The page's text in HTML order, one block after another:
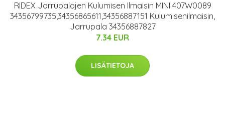
RIDEX Jarrupalojen Kulumisen Ilmaisin MINI 407W0089
34356799735,34356865611,34356887151 Kulumisenilmaisin,
Jarrupala 34356887827
7.34 EUR
LISÄTIETOJA